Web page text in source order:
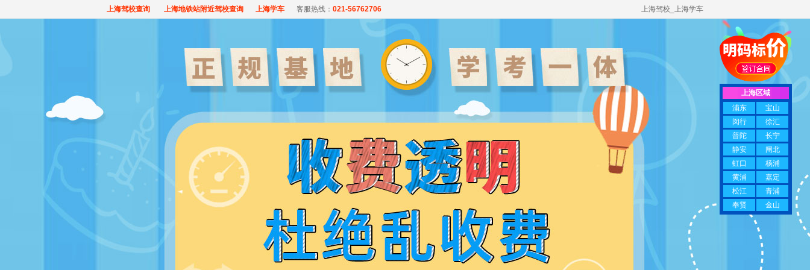
上海驾校_上海学车
上海驾校查询 上海地铁站附近驾校查询 上海学车 客服热线： 021-56762706
上海区域
浦东
宝山
闵行
徐汇
普陀
长宁
静安
闸北
虹口
杨浦
黄浦
嘉定
松江
青浦
奉贤
金山